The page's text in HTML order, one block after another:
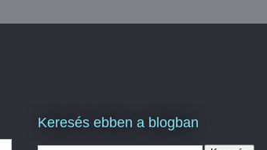
Keresés ebben a blogban